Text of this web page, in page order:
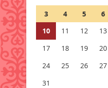
Елімізде Абай
ден астам шара
09 тамыз 2026 ж.
Жексенбіде
дерлік өңірінде
3
4 5 6
10
11 12 13
17
18 19 20
24
25 26 27
31